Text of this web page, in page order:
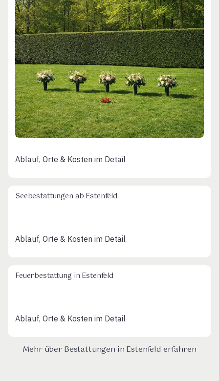
Ablauf, Orte & Kosten im Detail
Seebestattungen ab Estenfeld
Ablauf, Orte & Kosten im Detail
Feuerbestattung in Estenfeld
Ablauf, Orte & Kosten im Detail
Mehr über Bestattungen in Estenfeld erfahren